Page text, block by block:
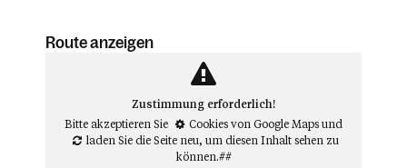
Route anzeigen
Zustimmung erforderlich!
Bitte akzeptieren Sie
Cookies von Google Mapsund
laden Sie die Seite neu, um diesen Inhalt sehen zu
können.##